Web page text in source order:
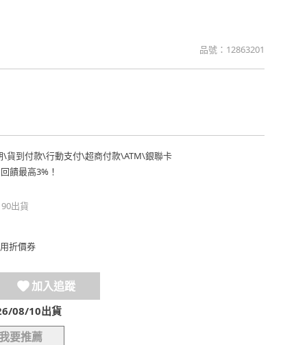
品號： 12863201
\貨到付款\行動支付\超商付款\ATM\銀聯卡
饋最高3%！
出貨
折價券
加入追蹤
08/10出貨
要推薦